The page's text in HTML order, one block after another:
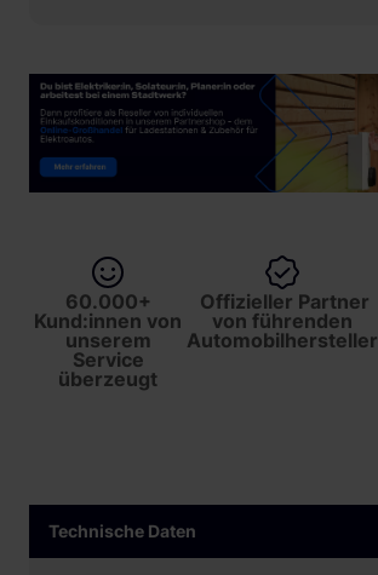
60.000+
Kund:innen von
unserem
Service
überzeugt
Offizieller Partner
von führenden
Automobilhersteller
Technische Daten